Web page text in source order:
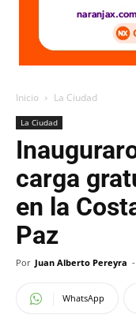
Inicio La Ciudad
La Ciudad
carga
en la
Paz
Por Juan Alberto Pereyra -
WhatsApp